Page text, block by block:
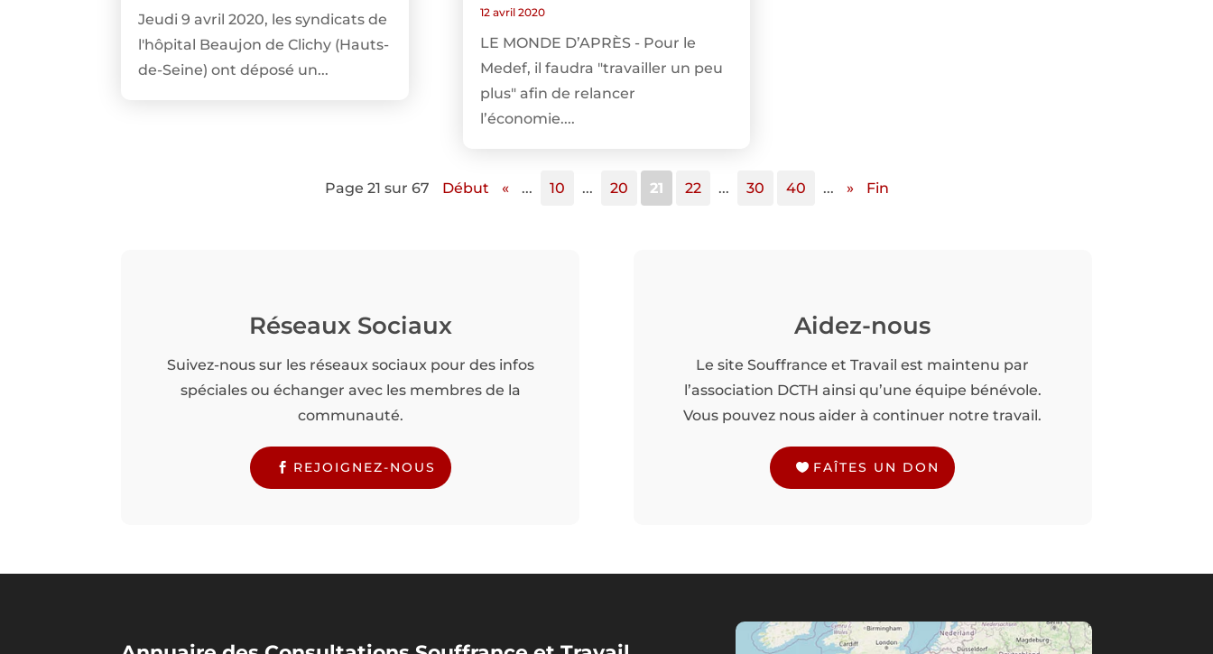
Jeudi 9 avril 2020, les syndicats de
l'hôpital Beaujon de Clichy (Hauts-
de-Seine) ont déposé un...
12 avril 2020
LE MONDE D’APRÈS - Pour le
Medef, il faudra "travailler un peu
plus" afin de relancer
l’économie....
Page 21 sur 67 Début « ... 10 ... 20 21 22 ... 30 40 ... » Fin
Réseaux Sociaux
Suivez-nous sur les réseaux sociaux pour des infos
spéciales ou échanger avec les membres de la
communauté.
REJOIGNEZ-NOUS
Aidez-nous
Le site Souffrance et Travail est maintenu par
l’association DCTH ainsi qu’une équipe bénévole.
Vous pouvez nous aider à continuer notre travail.
FAÎTES UN DON